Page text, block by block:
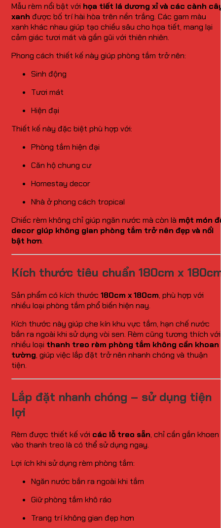
Mẫu rèm nổi bật với họa tiết lá dương xỉ và các cành
xanh được bố trí hài hòa trên nền trắng. Các gam màu
xanh khác nhau giúp tạo chiều sâu cho họa tiết, mang lại
cảm giác tươi mát và gần gũi với thiên nhiên.
Phong cách thiết kế này giúp phòng tắm trở nên:
Sinh động
Tươi mát
Hiện đại
Thiết kế này đặc biệt phù hợp với:
Phòng tắm hiện đại
Căn hộ chung cư
Homestay decor
Nhà ở phong cách tropical
Chiếc rèm không chỉ giúp ngăn nước mà còn là một món
decor giúp không gian phòng tắm trở nên đẹp và nổi
bật hơn.
Kích thước tiêu chuẩn 180cm x
Sản phẩm có kích thước 180cm x 180cm, phù hợp với
nhiều loại phòng tắm phổ biến hiện nay.
Kích thước này giúp che kín khu vực tắm, hạn chế nước
bắn ra ngoài khi sử dụng vòi sen. Rèm cũng tương thích với
nhiều loại thanh treo rèm phòng tắm không cần khoan
tường, giúp việc lắp đặt trở nên nhanh chóng và thuận
tiện.
Lắp đặt nhanh chóng – sử dụng tiện
lợi
Rèm được thiết kế với các lỗ treo sẵn, chỉ cần gắn khoen
vào thanh treo là có thể sử dụng ngay.
Lợi ích khi sử dụng rèm phòng tắm:
Ngăn nước bắn ra ngoài khi tắm
Giữ phòng tắm khô ráo
Trang trí không gian đẹp hơn